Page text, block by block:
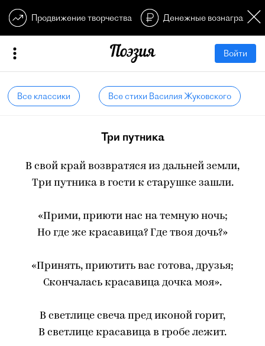
Продвижение творчества Денежные
Войти
Все классики Все стихи Василия Жуковского
Три путника
В свой край возвратяся из дальней земли,
Три путника в гости к старушке зашли.
«Прими, приюти нас на темную ночь;
Но где же красавица? Где твоя дочь?»
«Принять, приютить вас готова, друзья;
Скончалась красавица дочка моя».
В светлице свеча пред иконой горит,
В светлице красавица в гробе лежит.